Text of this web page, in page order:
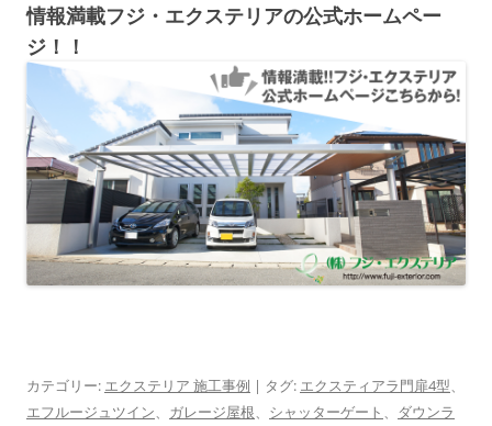
情報満載フジ・エクステリアの公式ホームペー
ジ！！
カテゴリー: エクステリア 施工事例 | タグ: エクスティアラ門扉4型、
エフルージュツイン、 ガレージ屋根、 シャッターゲート 、 ダウンラ